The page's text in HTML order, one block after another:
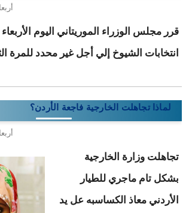
أربعاء, 2015-
انتخابات الشيوخ إلي أجل غير محدد للمرة
لماذا تجاهلت الخارجية فاجعة الأردن؟
أربعاء, 2015-
تجاهلت وزارة الخارجية
بشكل تام ماجري للطيار
الأردني معاذ الكساسبه عل يد